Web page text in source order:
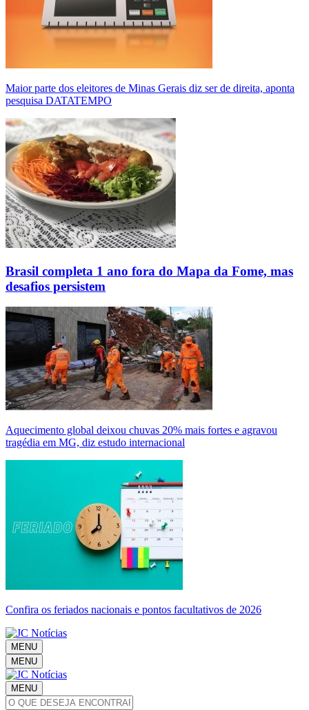
Maior parte dos eleitores de Minas Gerais diz ser de direita, aponta
pesquisa DATATEMPO
Brasil completa 1 ano fora do Mapa da Fome, mas
desafios persistem
Aquecimento global deixou chuvas 20% mais fortes e agravou
tragédia em MG, diz estudo internacional
Confira os feriados nacionais e pontos facultativos de 2026
MENU
MENU
MENU